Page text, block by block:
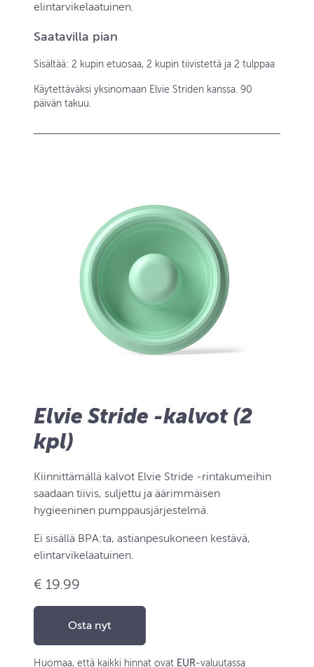
elintarvikelaatuinen.
Saatavilla pian
Sisältää: 2 kupin etuosaa, 2 kupin tiivistettä ja 2 tulppaa
Käytettäväksi yksinomaan Elvie Striden kanssa. 90
päivän takuu.
Elvie Stride -kalvot (2
kpl)
Kiinnittämällä kalvot Elvie Stride -rintakumeihin
saadaan tiivis, suljettu ja äärimmäisen
hygieeninen pumppausjärjestelmä.
Ei sisällä BPA:ta, astianpesukoneen kestävä,
elintarvikelaatuinen.
€ 19.99
Osta nyt
Huomaa, että kaikki hinnat ovat EUR-valuutassa